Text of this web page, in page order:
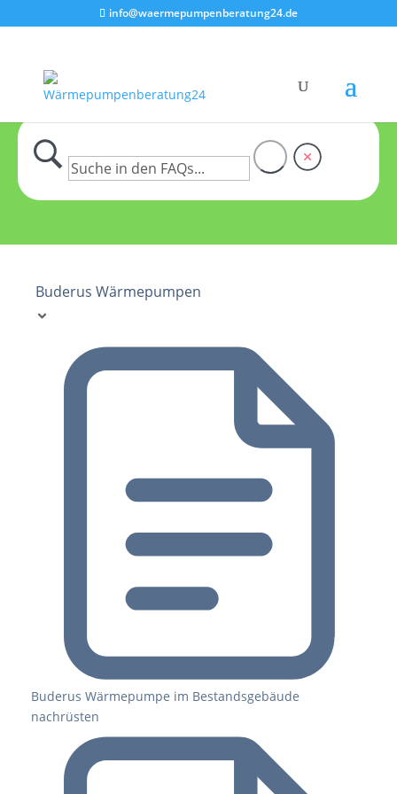
info@waermepumpenberatung24.de
Buderus Wärmepumpen
Buderus Wärmepumpe im Bestandsgebäude
nachrüsten